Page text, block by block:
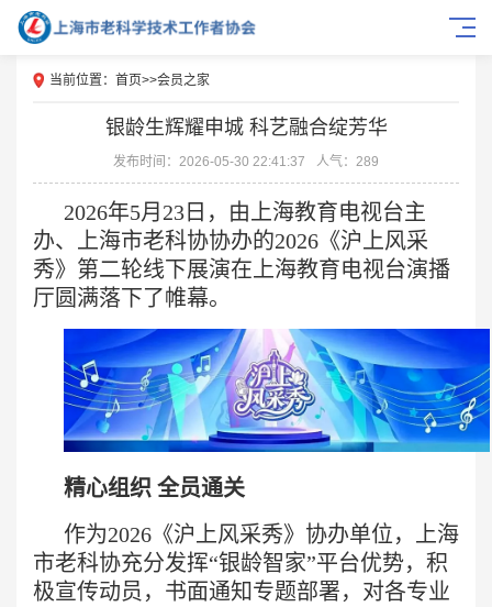
当前位置： 首页>>会员之家
银龄生辉耀申城 科艺融合绽芳华
发布时间：2026-05-30 22:41:37 人气：289
2026年5月23日，由上海教育电视台主
办、上海市老科协协办的2026《沪上风采
秀》第二轮线下展演在上海教育电视台演播
厅圆满落下了帷幕。
精心组织 全员通关
作为2026《沪上风采秀》协办单位，上海
市老科协充分发挥“银龄智家”平台优势，积
极宣传动员，书面通知专题部署，对各专业